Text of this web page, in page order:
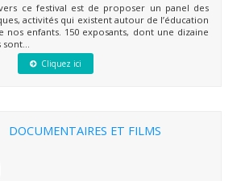
ce festival est de proposer un panel des
activités qui existent autour de l’éducation
enfants. 150 exposants, dont une dizaine
Cliquez ici
DOCUMENTAIRES ET FILMS